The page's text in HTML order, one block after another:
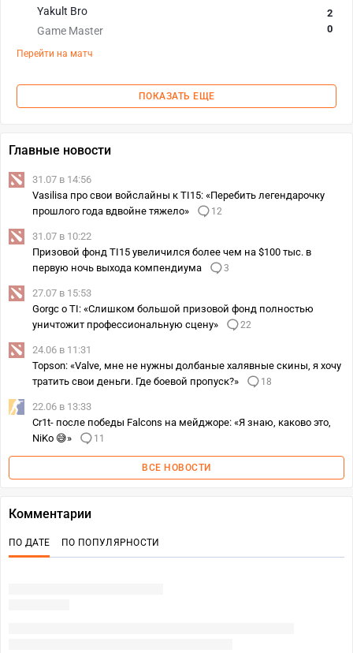
Yakult Bro
Game Master
2
0
Перейти на матч
ПОКАЗАТЬ ЕЩЕ
Главные новости
31.07 в 14:56
Vasilisa про свои войслайны к TI15: «Перебить легендарочку
прошлого года вдвойне тяжело»
12
31.07 в 10:22
Призовой фонд TI15 увеличился более чем на $100 тыс. в
первую ночь выхода компендиума
3
27.07 в 15:53
Gorgc о TI: «Слишком большой призовой фонд полностью
уничтожит профессиональную сцену»
22
24.06 в 11:31
Topson: «Valve, мне не нужны долбаные халявные скины, я хочу
тратить свои деньги. Где боевой пропуск?»
18
22.06 в 13:33
Cr1t- после победы Falcons на мейджоре: «Я знаю, каково это,
NiKo 😅»
11
ВСЕ НОВОСТИ
Комментарии
ПО ДАТЕ ПО ПОПУЛЯРНОСТИ